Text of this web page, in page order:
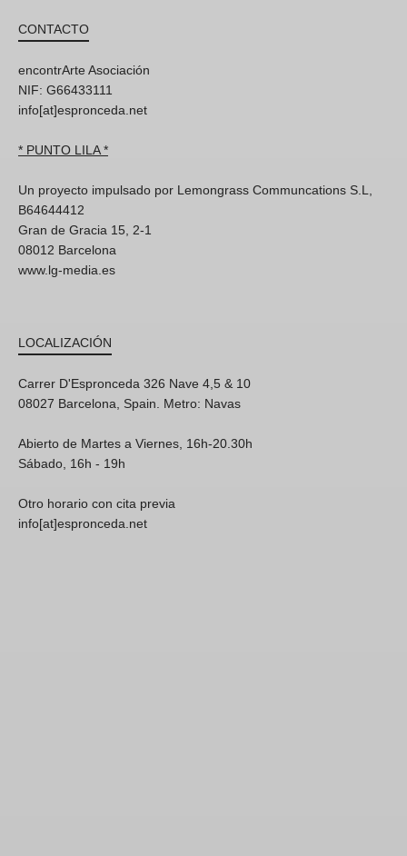
CONTACTO
encontrArte Asociación
NIF: G66433111
info[at]espronceda.net
* PUNTO LILA *
Un proyecto impulsado por Lemongrass Communcations S.L,
B64644412
Gran de Gracia 15, 2-1
08012 Barcelona
www.lg-media.es
LOCALIZACIÓN
Carrer D'Espronceda 326 Nave 4,5 & 10
08027 Barcelona, Spain. Metro: Navas
Abierto de Martes a Viernes, 16h-20.30h
Sábado, 16h - 19h
Otro horario con cita previa
info[at]espronceda.net